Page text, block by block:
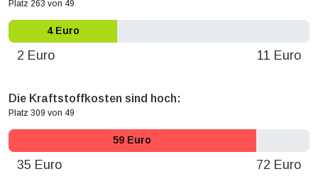
Platz 263 von 49
4 Euro
2 Euro 11 Euro
Die Kraftstoffkosten sind hoch:
Platz 309 von 49
59 Euro
35 Euro 72 Euro